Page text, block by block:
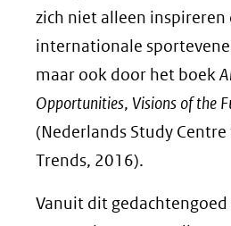
zich niet alleen
internationale
maar ook door het boek
Opportunities, Visions of the
(Nederlands Study
Trends, 2016).
Vanuit dit